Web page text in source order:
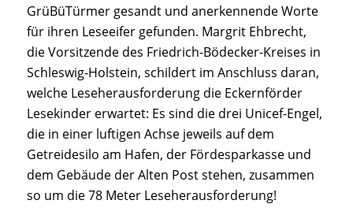
GrüBüTürmer gesandt und anerkennende Worte
für ihren Leseeifer gefunden. Margrit Ehbrecht,
die Vorsitzende des Friedrich-Bödecker-Kreises in
Schleswig-Holstein, schildert im Anschluss daran,
welche Leseherausforderung die Eckernförder
Lesekinder erwartet: Es sind die drei Unicef-Engel,
die in einer luftigen Achse jeweils auf dem
Getreidesilo am Hafen, der Fördesparkasse und
dem Gebäude der Alten Post stehen, zusammen
so um die 78 Meter Leseherausforderung!